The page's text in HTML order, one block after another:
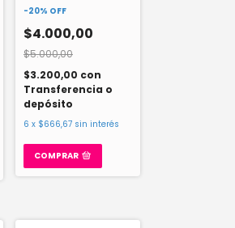
-20% OFF
$4.000,00
$5.000,00
$3.200,00 con
Transferencia o
depósito
6 x $666,67 sin interés
COMPRAR